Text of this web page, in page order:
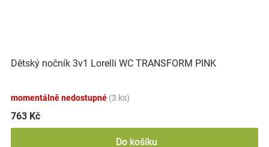
Dětský nočník 3v1 Lorelli WC TRANSFORM PINK
momentálně nedostupné (3 ks)
763 Kč
Do košíku